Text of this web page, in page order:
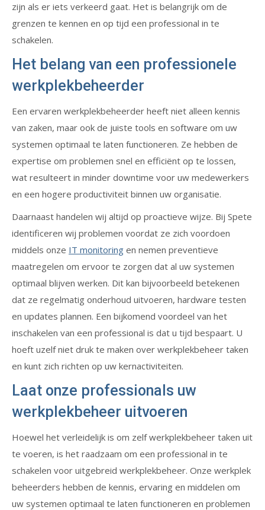
zijn als er iets verkeerd gaat. Het is belangrijk om de
grenzen te kennen en op tijd een professional in te
schakelen.
Het belang van een professionele
werkplekbeheerder
Een ervaren werkplekbeheerder heeft niet alleen kennis
van zaken, maar ook de juiste tools en software om uw
systemen optimaal te laten functioneren. Ze hebben de
expertise om problemen snel en efficiënt op te lossen,
wat resulteert in minder downtime voor uw medewerkers
en een hogere productiviteit binnen uw organisatie.
Daarnaast handelen wij altijd op proactieve wijze. Bij Spete
identificeren wij problemen voordat ze zich voordoen
middels onze IT monitoring en nemen preventieve
maatregelen om ervoor te zorgen dat al uw systemen
optimaal blijven werken. Dit kan bijvoorbeeld betekenen
dat ze regelmatig onderhoud uitvoeren, hardware testen
en updates plannen. Een bijkomend voordeel van het
inschakelen van een professional is dat u tijd bespaart. U
hoeft uzelf niet druk te maken over werkplekbeheer taken
en kunt zich richten op uw kernactiviteiten.
Laat onze professionals uw
werkplekbeheer uitvoeren
Hoewel het verleidelijk is om zelf werkplekbeheer taken uit
te voeren, is het raadzaam om een professional in te
schakelen voor uitgebreid werkplekbeheer. Onze werkplek
beheerders hebben de kennis, ervaring en middelen om
uw systemen optimaal te laten functioneren en problemen